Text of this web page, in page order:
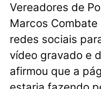
Vereadores de
Marcos Combate
redes sociais
vídeo gravado e
afirmou que a